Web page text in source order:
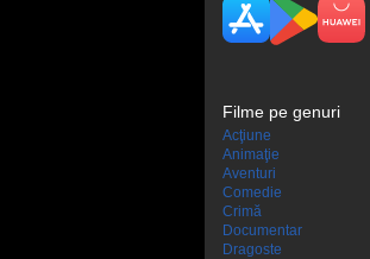
Filme pe genuri
Acţiune
Animaţie
Aventuri
Comedie
Crimă
Documentar
Dragoste